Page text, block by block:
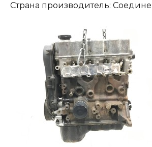
Страна производитель: